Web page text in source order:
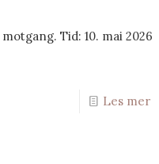
Tid: 10. mai 2026
Les mer